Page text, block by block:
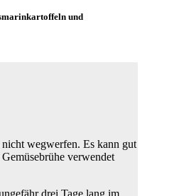
und
wegwerfen. Es kann gut
verwendet
drei Tage lang im